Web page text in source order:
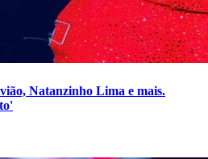
Natanzinho Lima e mais.